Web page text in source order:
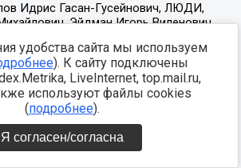
удобства сайта мы используем
). К сайту подключены
LiveInternet, top.mail.ru,
используют файлы cookies
(подробнее).
Я согласен/согласна